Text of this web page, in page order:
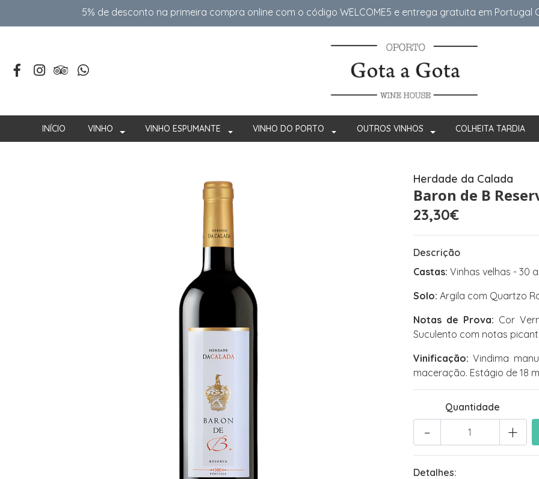
5% de desconto na primeira compra online com o código WELCOME5 e entrega gratuita em
INÍCIO VINHO VINHO ESPUMANTE VINHO DO PORTO OUTROS VINHOS COLHEITA TARDIA
Herdade da Calada
Baron de B
23,30€
Descrição
Castas: Vinhas velhas - 30
Solo: Argila com Quartzo
Notas de Prova: Cor
Suculento com notas
Vinificação: Vindima
maceração. Estágio de 18
Quantidade
+
-
Detalhes: